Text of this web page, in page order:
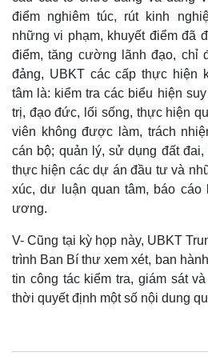
điểm nghiêm túc, rút kinh
những vi phạm, khuyết điểm đã
điểm, tăng cường lãnh đạo, chỉ
đảng, UBKT các cấp thực hiện
tâm là: kiểm tra các biểu hiện
trị, đạo đức, lối sống, thực hiện
viên không được làm, trách
cán bộ; quản lý, sử dụng đất đai,
thực hiện các dự án đầu tư và
xúc, dư luận quan tâm, báo cáo
ương.
V- Cũng tại kỳ họp này, UBKT
trình Ban Bí thư xem xét, ban
tin công tác kiểm tra, giám sát
thời quyết định một số nội dung